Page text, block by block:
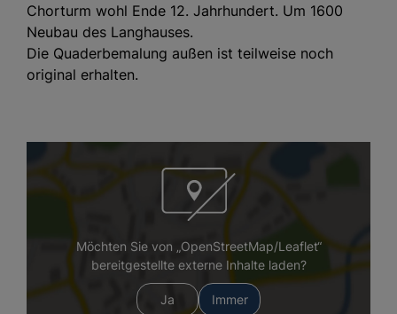
Chorturm wohl Ende 12. Jahrhundert. Um 1600
Neubau des Langhauses.
Die Quaderbemalung außen ist teilweise noch
original erhalten.
Möchten Sie von „OpenStreetMap/Leaflet“
bereitgestellte externe Inhalte laden?
Ja Immer